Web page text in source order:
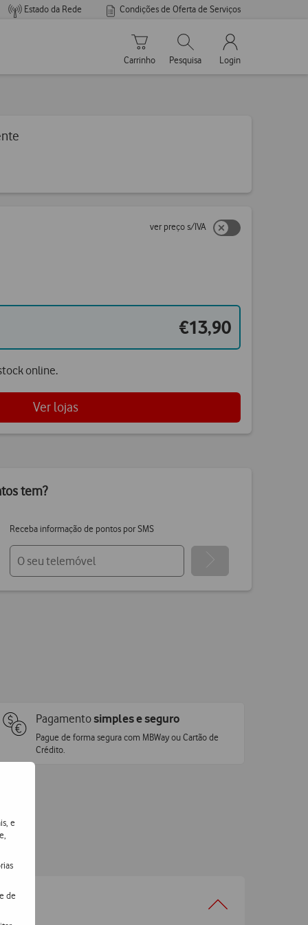
e
de
Estado da Rede Condições de Oferta de Serviços
Carrinho de compras
Carrinho
Pesquisar
Pesquisa
My Vodafone
Login
ver preço s/IVA
€13,90
online.
Ver lojas
tem?
Receba informação de pontos por SMS
Pagamentosimples e seguro
Pague de forma segura com MBWay ou Cartão de
Crédito.